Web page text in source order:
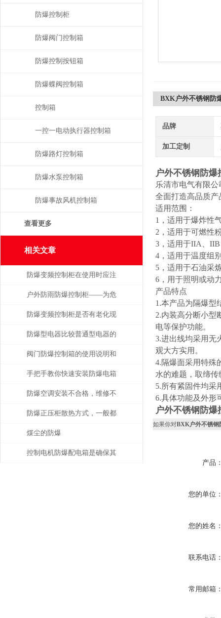
BXK户外不锈钢防
品牌
加工定制
户外不锈钢防爆
乐清市电气有限
全面打造高品质
适用范围：
1，适用于爆炸性
2，适用于可燃性
3，适用于IIA、
4，适用于温度组
5，适用于石油采
6，用于照明或动
产品特点
1.本产品为隔爆型
2.内装高分断小型
电等保护功能。
3.进出线均采用无
观大方实用。
4.隔爆面采用特殊
水的难题，取缔
5.所有紧固件均采
6.具体功能及外形
户外不锈钢防爆
如果你对BXK户外不锈钢
产品
您的单位
您的姓名
联系电话
常用邮箱
防爆控制柜
防爆阀门控制箱
防爆控制按钮箱
防爆蝶阀控制箱
控制箱
一控一电动执行器控制箱
防爆路灯控制箱
防爆水泵控制箱
防爆事故风机控制箱
查看更多
相关文章
防爆变频控制柜在使用时应注
意以下事项
户外防雨防爆控制柜——为危
险环境打造的电气控制解决方
案
防爆变频控制柜是否有老化现
象？从这几点着手观察
防爆型电器比较普通型电器的
优势
阀门防爆控制箱的使用说明和
选型指南
手把手教你快速安装防爆电箱
防爆空调安装不合格，维修不
及时会出现哪些不良现象？
防爆正压柜散热方式，一般都
采用哪几种？
煤尘的防爆
控制电机防爆配电箱是确保其